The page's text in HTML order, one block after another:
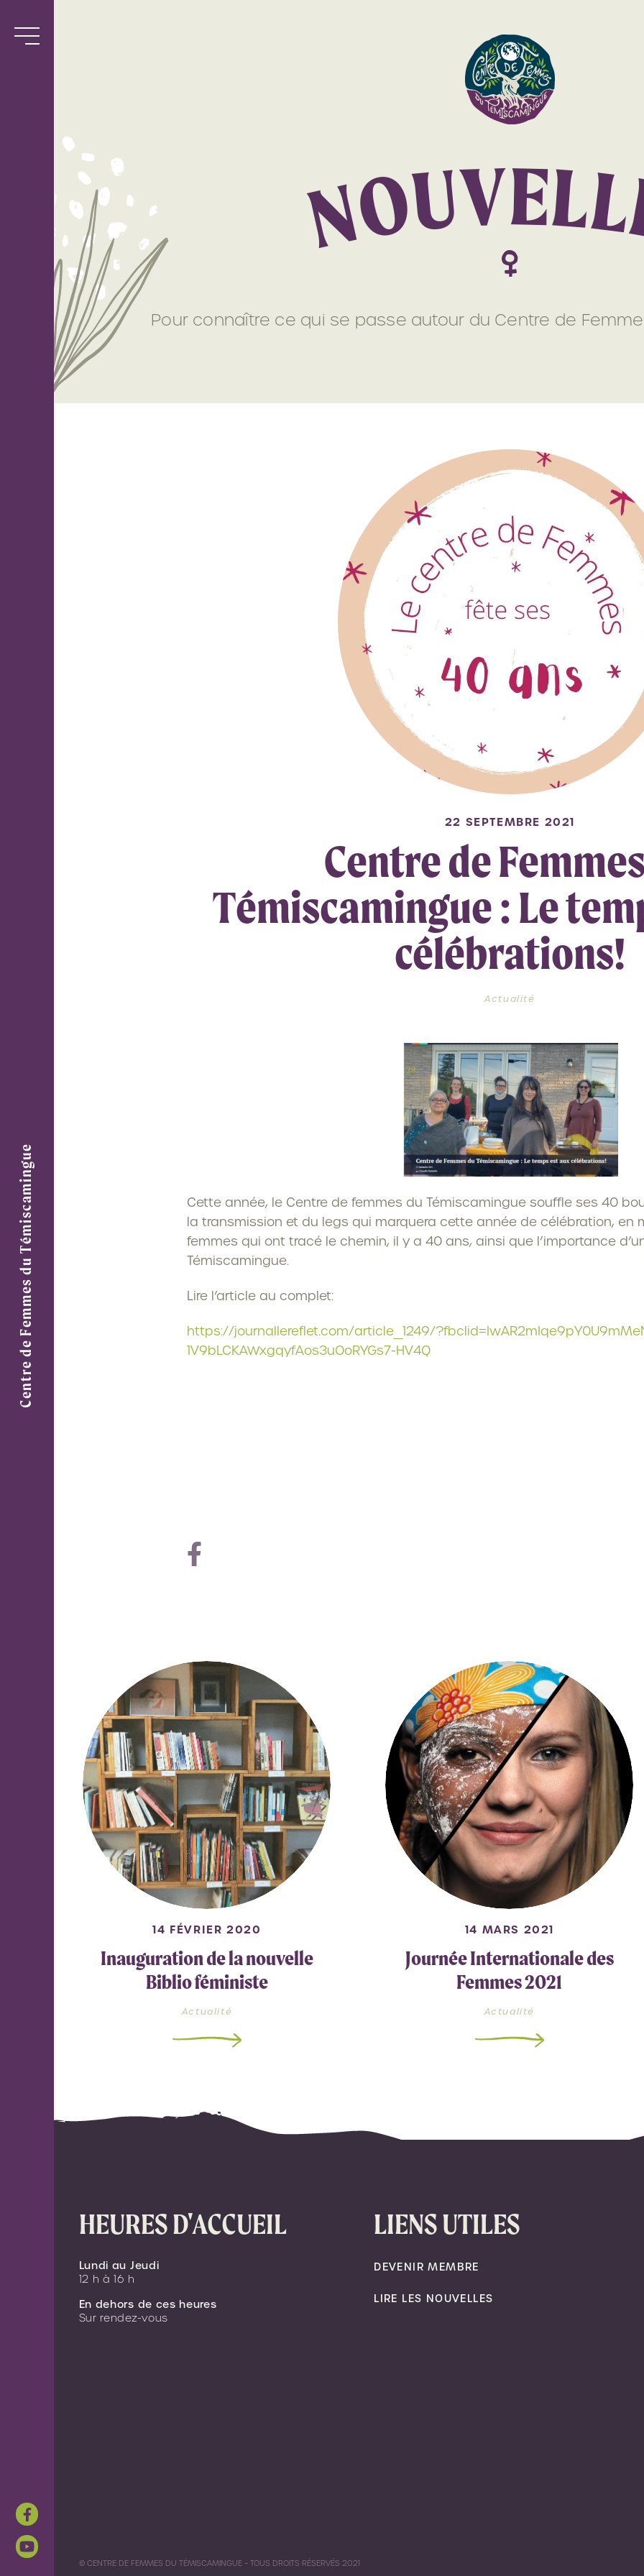
Services
Biblio
l’Antre-
Semeuse
Nouvelles
Activités
Centre de Femmes du Témiscamingue
NOUVELL
Pour connaître ce qui se passe autour du Centre de
22 SEPTEMBRE 2021
Centre de
Témiscamingue : Le
célébrations!
Actualité
Cette année, le Centre de femmes du Témiscamingue souffle ses 40
la transmission et du legs qui marquera cette année de célébration, en
femmes qui ont tracé le chemin, il y a 40 ans, ainsi que l’importance
Témiscamingue.
Lire l’article au complet:
https://journallereflet.com/article_1249/
1V9bLCKAWxgqyfAos3uOoRYGs7-HV4Q
14 FÉVRIER 2020
Inauguration de la nouvelle
Biblio féministe
Actualité
14 MARS 2021
Journée Internationale des
Femmes 2021
Actualité
HEURES D'ACCUEIL
Lundi au Jeudi
12 h à 16 h
En dehors de ces heures
Sur rendez-vous
LIENS UTILES
DEVENIR MEMBRE
LIRE LES NOUVELLES
© CENTRE DE FEMMES DU TÉMISCAMINGUE – TOUS DROITS RÉSERVÉS 2021